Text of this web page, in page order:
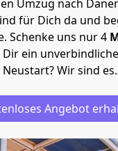
Umzug nach
für Dich da und
Schenke uns nur4
ein
Wir sind es.
Angebot